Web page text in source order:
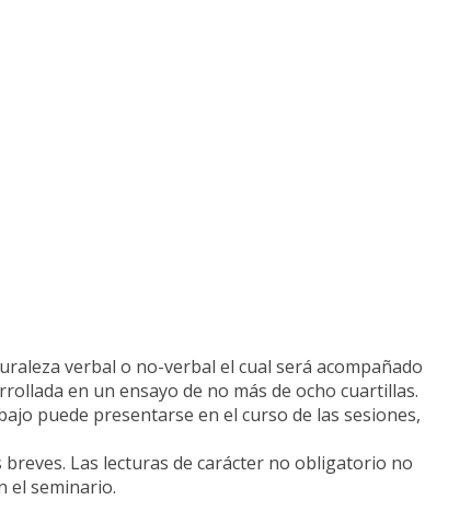
verbal o no-verbal el cual será acompañado
en un ensayo de no más de ocho cuartillas.
puede presentarse en el curso de las sesiones,
Las lecturas de carácter no obligatorio no
el seminario.